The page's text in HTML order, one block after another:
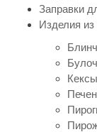
Заправки
Изделия из
Кексы